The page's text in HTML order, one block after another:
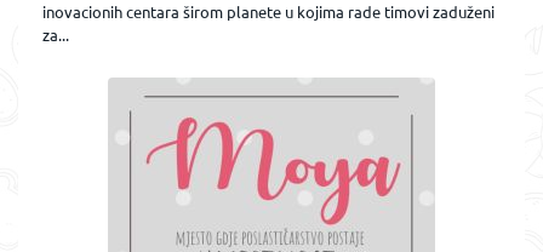
inovacionih centara širom planete u kojima rade timovi zaduženi
za...